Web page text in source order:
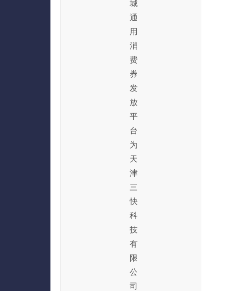
城
通
用
消
费
券
发
放
平
台
为
天
津
三
快
科
技
有
限
公
司